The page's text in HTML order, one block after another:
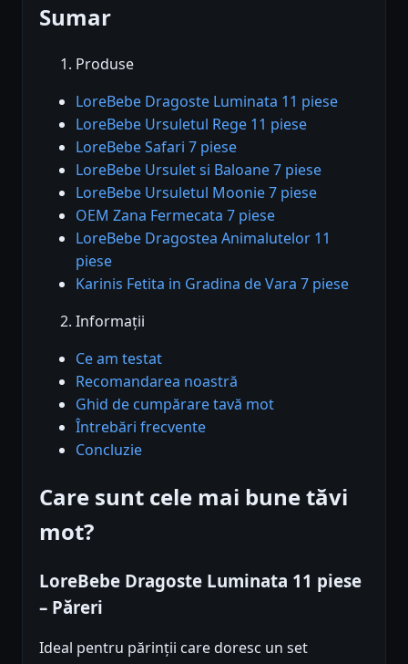
Sumar
Produse
LoreBebe Dragoste Luminata 11 piese
LoreBebe Ursuletul Rege 11 piese
LoreBebe Safari 7 piese
LoreBebe Ursulet si Baloane 7 piese
LoreBebe Ursuletul Moonie 7 piese
OEM Zana Fermecata 7 piese
LoreBebe Dragostea Animalutelor 11
piese
Karinis Fetita in Gradina de Vara 7 piese
Informații
Ce am testat
Recomandarea noastră
Ghid de cumpărare tavă mot
Întrebări frecvente
Concluzie
Care sunt cele mai bune tăvi
mot?
LoreBebe Dragoste Luminata 11 piese
– Păreri
Ideal pentru părinții care doresc un set